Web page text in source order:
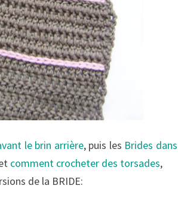
le brin arrière, puis les Brides dans
comment crocheter des torsades,
de la BRIDE: